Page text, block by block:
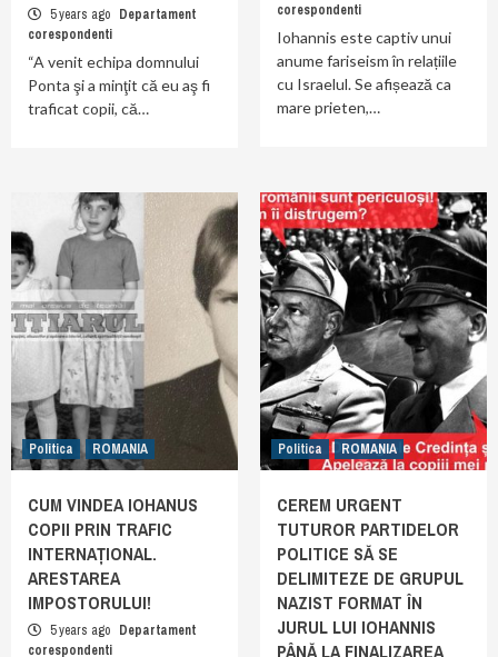
5 years ago Departament
corespondenti
“A venit echipa domnului
Ponta şi a minţit că eu aş fi
traficat copii, că…
corespondenti
Iohannis este captiv unui
anume fariseism în relațiile
cu Israelul. Se afișează ca
mare prieten,…
Politica ROMANIA
CUM VINDEA IOHANUS
COPII PRIN TRAFIC
INTERNAȚIONAL.
ARESTAREA
IMPOSTORULUI!
5 years ago Departament
corespondenti
Politica ROMANIA
CEREM URGENT
TUTUROR PARTIDELOR
POLITICE SĂ SE
DELIMITEZE DE GRUPUL
NAZIST FORMAT ÎN
JURUL LUI IOHANNIS
PÂNĂ LA FINALIZAREA